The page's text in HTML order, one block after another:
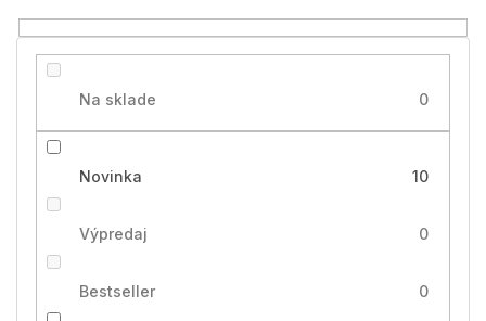
o
v
Na sklade 0
Novinka 10
Výpredaj 0
Bestseller 0